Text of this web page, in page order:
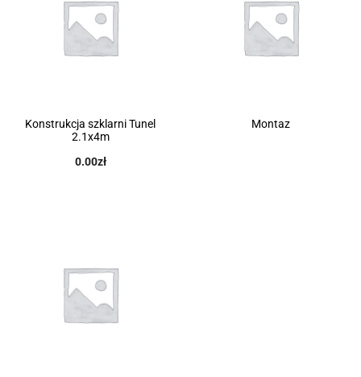
Konstrukcja szklarni Tunel
2.1x4m
0.00zł
Montaz